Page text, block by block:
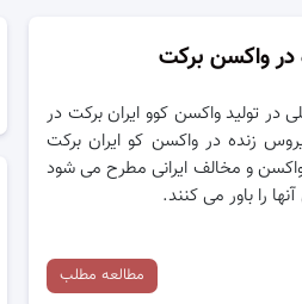
در واکسن برکت
در تولید واکسن کوو ایران برکت در
زنده در واکسن کو ایران برکت
و مخالف ایرانی مطرح می شود
را باور می کنند.
مطالعه مطلب